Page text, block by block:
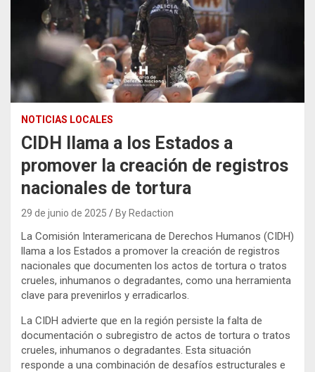
NOTICIAS LOCALES
CIDH llama a los Estados a
promover la creación de registros
nacionales de tortura
29 de junio de 2025 By Redaction
La Comisión Interamericana de Derechos Humanos (CIDH)
llama a los Estados a promover la creación de registros
nacionales que documenten los actos de tortura o tratos
crueles, inhumanos o degradantes, como una herramienta
clave para prevenirlos y erradicarlos.
La CIDH advierte que en la región persiste la falta de
documentación o subregistro de actos de tortura o tratos
crueles, inhumanos o degradantes. Esta situación
responde a una combinación de desafíos estructurales e